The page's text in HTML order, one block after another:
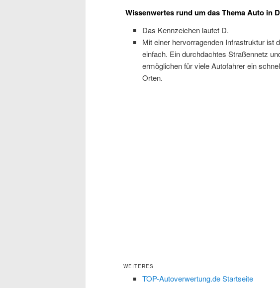
Wissenwertes rund um das Thema Auto in
Das Kennzeichen lautet D.
Mit einer hervorragenden Infrastruktur ist
einfach. Ein durchdachtes Straßennetz
ermöglichen für viele Autofahrer ein
Orten.
WEITERES
TOP-Autoverwertung.de Startseite